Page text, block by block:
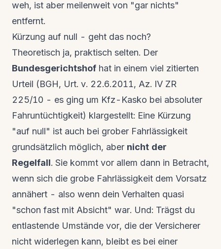
weh, ist aber meilenweit von "gar nichts"
entfernt.
Kürzung auf null - geht das noch?
Theoretisch ja, praktisch selten. Der
Bundesgerichtshof hat in einem viel zitierten
Urteil (BGH, Urt. v. 22.6.2011, Az. IV ZR
225/10 - es ging um Kfz-Kasko bei absoluter
Fahruntüchtigkeit) klargestellt: Eine Kürzung
"auf null" ist auch bei grober Fahrlässigkeit
grundsätzlich möglich, aber nicht der
Regelfall. Sie kommt vor allem dann in Betracht,
wenn sich die grobe Fahrlässigkeit dem Vorsatz
annähert - also wenn dein Verhalten quasi
"schon fast mit Absicht" war. Und: Trägst du
entlastende Umstände vor, die der Versicherer
nicht widerlegen kann, bleibt es bei einer